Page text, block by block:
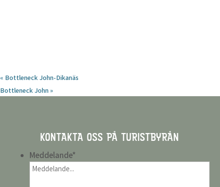
« Bottleneck John-Dikanäs
Bottleneck John»
KONTAKTA OSS PÅ TURISTBYRÅN
Meddelande*